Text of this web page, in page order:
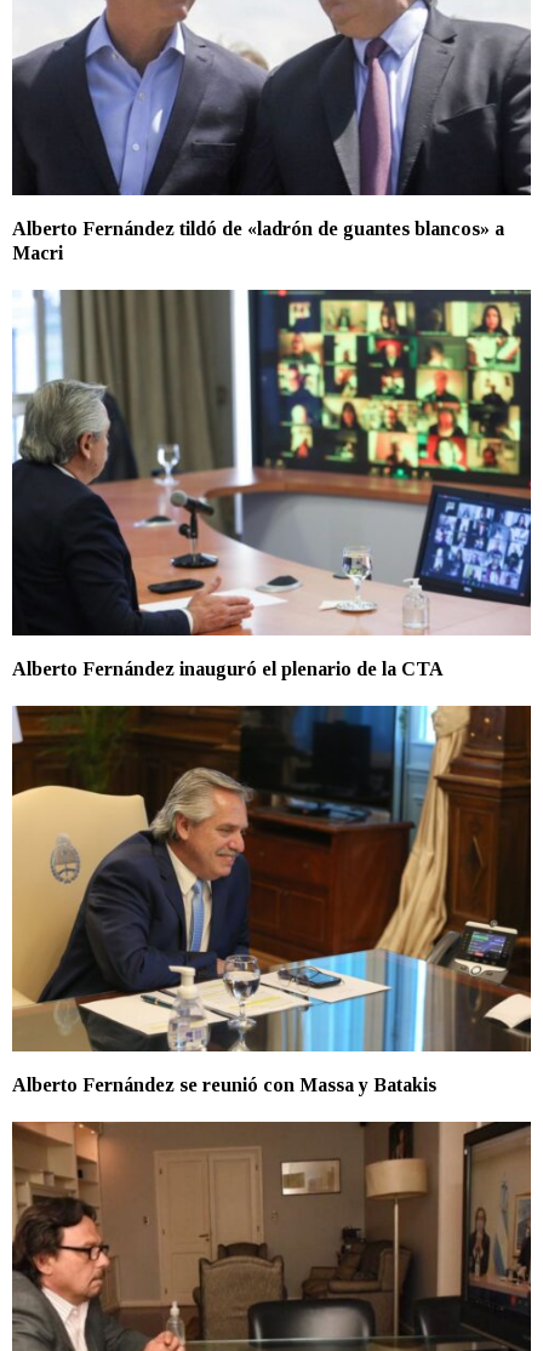
Alberto Fernández tildó de «ladrón de guantes blancos» a
Macri
Alberto Fernández inauguró el plenario de la CTA
Alberto Fernández se reunió con Massa y Batakis